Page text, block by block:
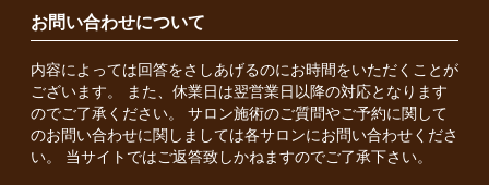
お問い合わせについて
内容によっては回答をさしあげるのにお時間をいただくことが
ございます。 また、休業日は翌営業日以降の対応となります
のでご了承ください。 サロン施術のご質問やご予約に関して
のお問い合わせに関しましては各サロンにお問い合わせくださ
い。 当サイトではご返答致しかねますのでご了承下さい。